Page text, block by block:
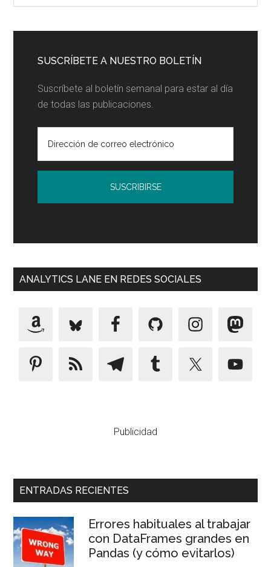
lateral
principal
SUSCRÍBETE A NUESTRO BOLETÍN
Suscríbete al boletín semanal para estar al día
de todas las publicaciones.
ANALYTICS LANE EN REDES SOCIALES
Publicidad
ENTRADAS RECIENTES
Errores habituales al trabajar
con DataFrames grandes en
Pandas (y cómo evitarlos)